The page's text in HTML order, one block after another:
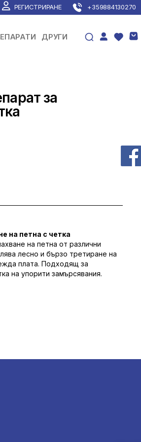
РЕГИСТРИРАНЕ +359884130270
ДРУГИ
за
на петна с четка
на петна от различни
лесно и бързо третиране на
плата. Подходящ за
на упорити замърсявания.